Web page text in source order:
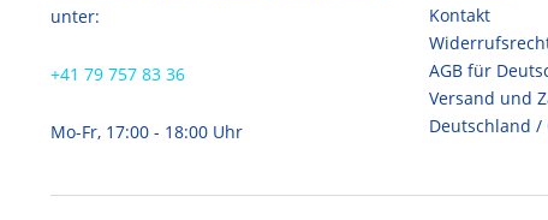
unter:
+41 79 757 83 36
Mo-Fr, 17:00 - 18:00 Uhr
Kontakt
AGB für
Versand und
Deutschland /